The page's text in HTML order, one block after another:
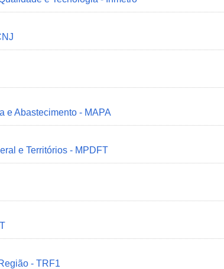
e Abastecimento - MAPA
e Territórios - MPDFT
- TRF1